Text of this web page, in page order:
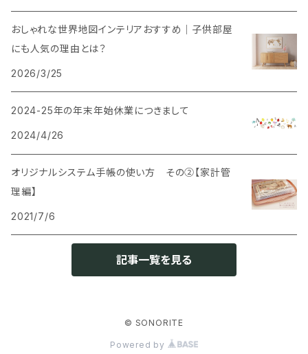
おしゃれな世界地図インテリアおすすめ｜子供部屋
にも人気の理由とは？
2026/3/25
2024-25年の年末年始休業につきまして
2024/4/26
オリジナルシステム手帳の使い方 その②【家計管
理編】
2021/7/6
記事一覧を見る
© SONORITE
Powered by